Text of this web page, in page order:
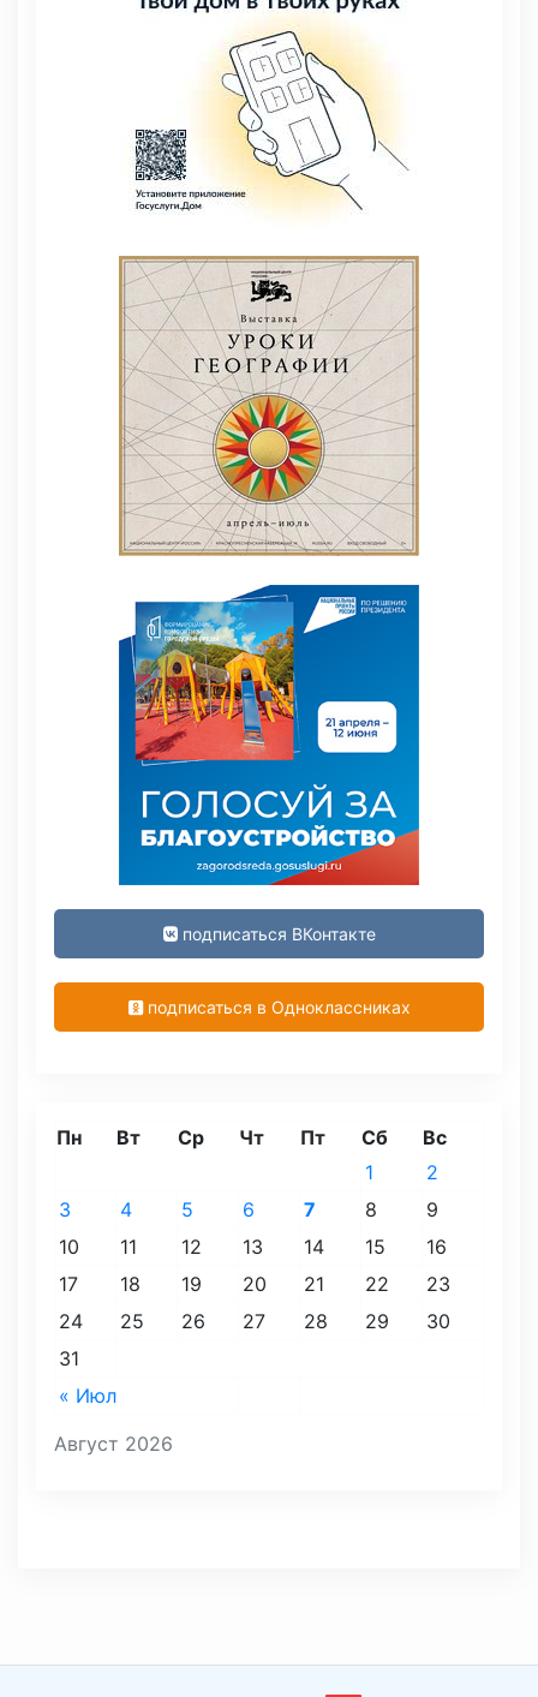
подписаться ВКонтакте
подписаться в Одноклассниках
Август 2026
Пн Вт Ср Чт Пт Сб Вс
« Июл
1
2
3
4 5 6 7 8
9
10
11 12 13 14 15
16
17
18 19 20 21 22
23
24
25 26 27 28 29
30
31